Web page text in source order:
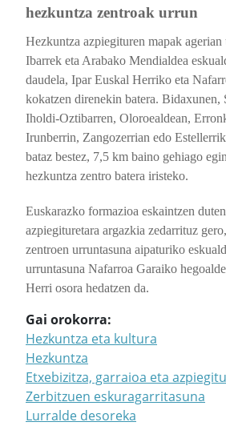
hezkuntza zentroak urrun
Hezkuntza azpiegituren mapak agerian
Ibarrek eta Arabako Mendialdea
daudela, Ipar Euskal Herriko eta
kokatzen direnekin batera. Bidaxunen,
Iholdi-Oztibarren, Oloroealdean,
Irunberrin, Zangozerrian edo
bataz bestez, 7,5 km baino gehiago
hezkuntza zentro batera iristeko.
Euskarazko formazioa eskaintzen
azpiegituretara argazkia zedarrituz
zentroen urruntasuna aipaturiko
urruntasuna Nafarroa Garaiko
Herri osora hedatzen da.
Gai orokorra
Hezkuntza eta kultura
Hezkuntza
Etxebizitza, garraioa eta
Zerbitzuen eskuragarritasuna
Lurralde desoreka